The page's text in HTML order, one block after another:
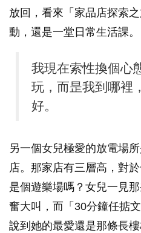
放回，看來「家品店探索
動，還是一堂日常生活課。
我現在索性換個心
玩，而昰我到哪裡
好。
另一個女兒極愛的放電場
店。那家店有三層高，對
是個遊樂場嗎？女兒一見
奮大叫，而「30分鐘任掂
說到她的最愛還是那條長